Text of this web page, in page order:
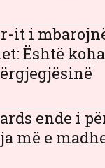
it i
Është
ende i
më e